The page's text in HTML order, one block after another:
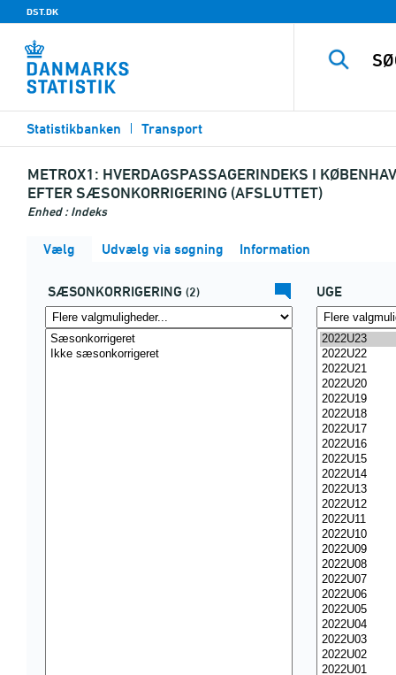
DST.DK
Statistikbanken Transport
METROX1: HVERDAGSPASSAGERINDEKS I
EFTER SÆSONKORRIGERING (AFSLUTTET)
Enhed : Indeks
Vælg Udvælg via søgning Information
SÆSONKORRIGERING (2) UGE